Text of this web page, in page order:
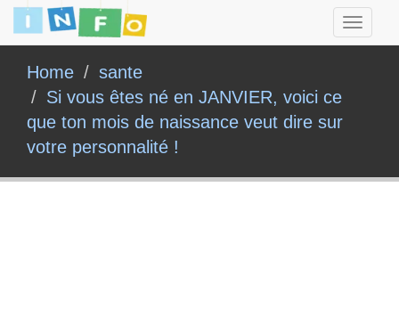
Toggle
Home
sante
Si vous êtes né en JANVIER, voici ce
que ton mois de naissance veut dire sur
votre personnalité !